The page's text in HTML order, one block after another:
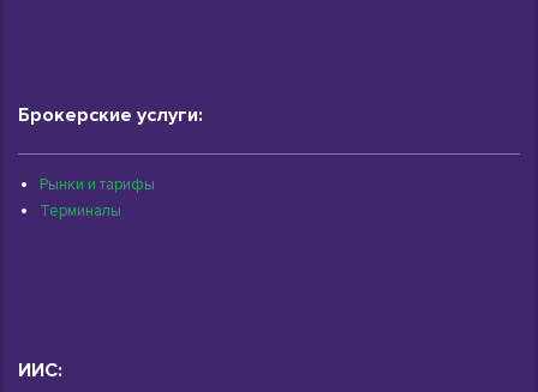
Брокерские услуги:
Рынки и тарифы
Терминалы
ИИС: